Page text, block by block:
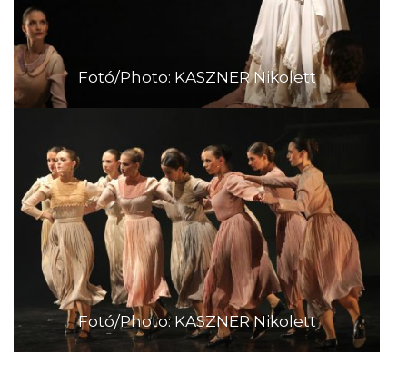
Fotó/Photo: KASZNER Nikolett
Fotó/Photo: KASZNER Nikolett